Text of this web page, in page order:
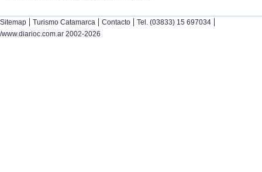
Sitemap | Turismo Catamarca | Contacto | Tel. (03833) 15 697034 |
/www.diarioc.com.ar 2002-2026